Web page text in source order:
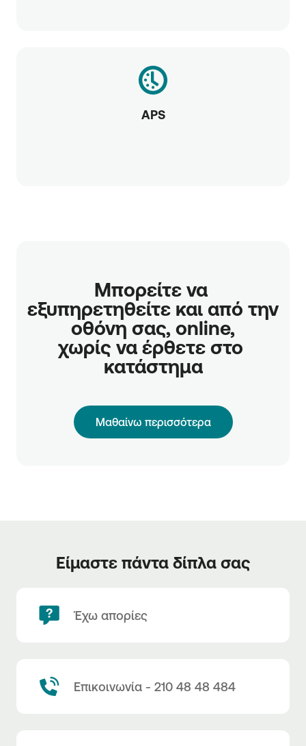
APS
Μπορείτε να
εξυπηρετηθείτε και από την
οθόνη σας, online,
χωρίς να έρθετε στο
κατάστημα
Μαθαίνω περισσότερα
Είμαστε πάντα δίπλα σας
Έχω απορίες
Επικοινωνία - 210 48 48 484